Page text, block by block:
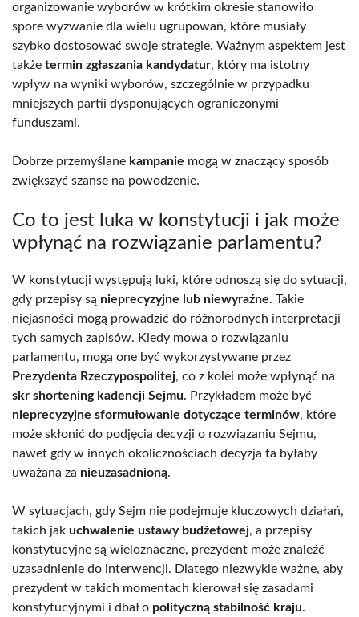
organizowanie wyborów w krótkim okresie stanowiło
spore wyzwanie dla wielu ugrupowań, które musiały
szybko dostosować swoje strategie. Ważnym aspektem jest
także termin zgłaszania kandydatur, który ma istotny
wpływ na wyniki wyborów, szczególnie w przypadku
mniejszych partii dysponujących ograniczonymi
funduszami.
Dobrze przemyślane kampanie mogą w znaczący sposób
zwiększyć szanse na powodzenie.
Co to jest luka w konstytucji i jak może
wpłynąć na rozwiązanie parlamentu?
W konstytucji występują luki, które odnoszą się do sytuacji,
gdy przepisy są nieprecyzyjne lub niewyraźne. Takie
niejasności mogą prowadzić do różnorodnych interpretacji
tych samych zapisów. Kiedy mowa o rozwiązaniu
parlamentu, mogą one być wykorzystywane przez
Prezydenta Rzeczypospolitej, co z kolei może wpłynąć na
skr shortening kadencji Sejmu. Przykładem może być
nieprecyzyjne sformułowanie dotyczące terminów, które
może skłonić do podjęcia decyzji o rozwiązaniu Sejmu,
nawet gdy w innych okolicznościach decyzja ta byłaby
uważana za nieuzasadnioną.
W sytuacjach, gdy Sejm nie podejmuje kluczowych działań,
takich jak uchwalenie ustawy budżetowej, a przepisy
konstytucyjne są wieloznaczne, prezydent może znaleźć
uzasadnienie do interwencji. Dlatego niezwykle ważne, aby
prezydent w takich momentach kierował się zasadami
konstytucyjnymi i dbał o polityczną stabilność kraju.